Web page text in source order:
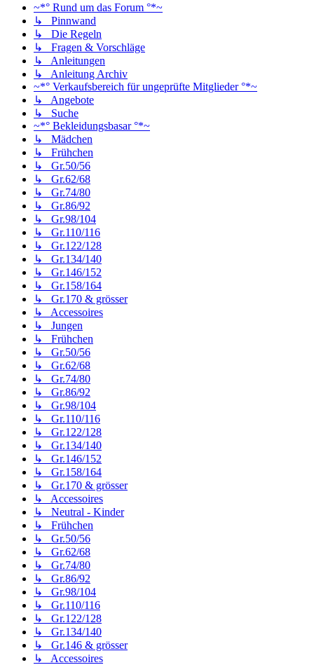
~*° Rund um das Forum °*~
↳ Pinnwand
↳ Die Regeln
↳ Fragen & Vorschläge
↳ Anleitungen
↳ Anleitung Archiv
~*° Verkaufsbereich für ungeprüfte Mitglieder °*~
↳ Angebote
↳ Suche
~*° Bekleidungsbasar °*~
↳ Mädchen
↳ Frühchen
↳ Gr.50/56
↳ Gr.62/68
↳ Gr.74/80
↳ Gr.86/92
↳ Gr.98/104
↳ Gr.110/116
↳ Gr.122/128
↳ Gr.134/140
↳ Gr.146/152
↳ Gr.158/164
↳ Gr.170 & grösser
↳ Accessoires
↳ Jungen
↳ Frühchen
↳ Gr.50/56
↳ Gr.62/68
↳ Gr.74/80
↳ Gr.86/92
↳ Gr.98/104
↳ Gr.110/116
↳ Gr.122/128
↳ Gr.134/140
↳ Gr.146/152
↳ Gr.158/164
↳ Gr.170 & grösser
↳ Accessoires
↳ Neutral - Kinder
↳ Frühchen
↳ Gr.50/56
↳ Gr.62/68
↳ Gr.74/80
↳ Gr.86/92
↳ Gr.98/104
↳ Gr.110/116
↳ Gr.122/128
↳ Gr.134/140
↳ Gr.146 & grösser
↳ Accessoires